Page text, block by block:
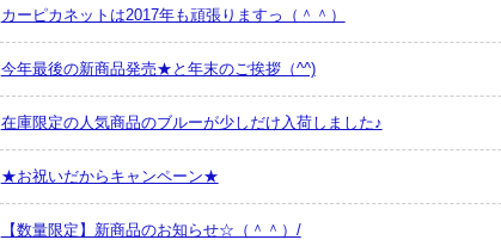
カーピカネットは2017年も頑張りますっ（＾＾）
今年最後の新商品発売★と年末のご挨拶（^^)
在庫限定の人気商品のブルーが少しだけ入荷しました♪
★お祝いだからキャンペーン★
【数量限定】新商品のお知らせ☆（＾＾）/